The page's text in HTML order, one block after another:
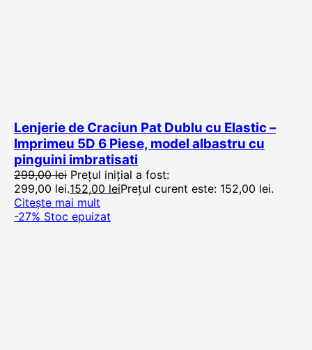
Lenjerie de Craciun Pat Dublu cu Elastic –
Imprimeu 5D 6 Piese, model albastru cu
pinguini imbratisati
299,00lei Prețul inițial a fost:
299,00 lei.152,00 leiPrețul curent este: 152,00 lei.
Citește mai mult
-27% Stoc epuizat